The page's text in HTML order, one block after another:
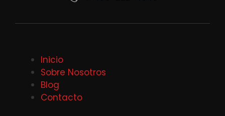
Inicio
Sobre Nosotros
Blog
Contacto